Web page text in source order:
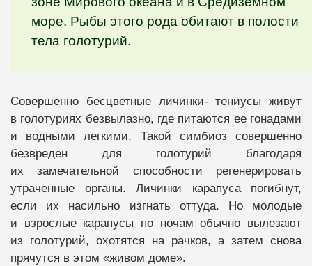
море. Рыбы этого рода обитают в полости
тела голотурий.
Совершенно бесцветные личинки- тениусы живут
в голотуриях безвылазно, где питаются ее гонадами
и водными легкими. Такой симбиоз совершенно
безвреден для голотурий благодаря
их замечательной способности регенерировать
утраченные органы. Личинки карапуса погибнут,
если их насильно изгнать оттуда. Но молодые
и взрослые карапусы по ночам обычно вылезают
из голотурий, охотятся на рачков, а затем снова
прячутся в этом «живом доме».